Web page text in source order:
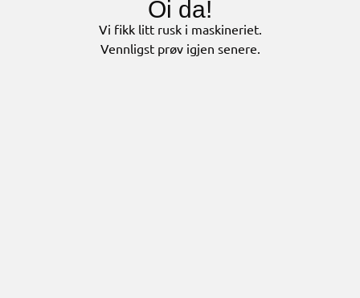
Oi da!
Vi fikk litt rusk i maskineriet.
Vennligst prøv igjen senere.